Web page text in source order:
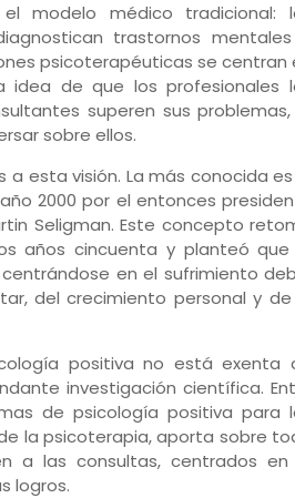
modelo médico tradicional:
trastornos
psicoterapéuticas se centran
idea de que los profesionales
superen sus
sobre ellos.
esta visión. La más conocida
2000 por el entonces
Seligman. Este concepto
años cincuenta y planteó que
en el sufrimiento
del crecimiento personal y de
positiva no está exenta
investigación científica.
de psicología positiva para
la psicoterapia, aporta sobre
a las consultas, centrados en
logros.